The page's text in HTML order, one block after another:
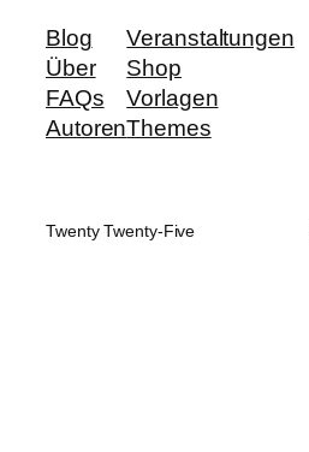
Blog
Über
FAQs
Autoren
Veranstaltungen
Shop
Vorlagen
Themes
Twenty Twenty-Five